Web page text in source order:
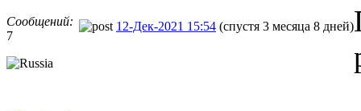
Сообщений:
7
12-Дек-2021 15:54 (спустя 3 месяца 8 дней)